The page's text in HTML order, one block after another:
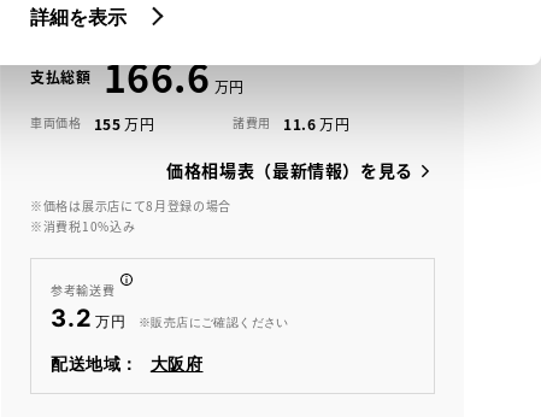
詳細を表示
View
支払総額 166.6
車両価格 155 諸費用 11.6
価格相場表（最新情報）を見る
※価格は展示店にて8月登録の場合
※消費税10%込み
参考輸送費
3.2 ※販売店にご確認ください
配送地域： 大阪府